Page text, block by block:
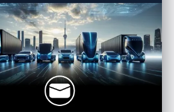
的合作將為EV生態系統成員提供最
部署到維護提供全面保護，共同加
安全專家，VicOne最
業提供前瞻性的網路安